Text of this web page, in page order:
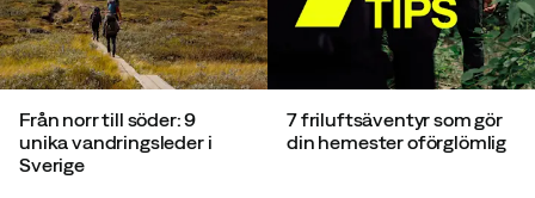
Från norr till söder: 9
unika vandringsleder i
Sverige
7 friluftsäventyr som gör
din hemester oförglömlig